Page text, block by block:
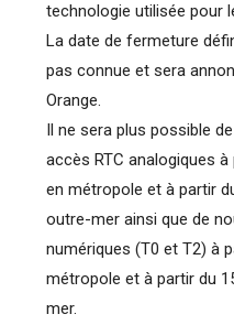
technologie utilisée pour
La date de fermeture
pas connue et sera
Orange.
Il ne sera plus possible
accès RTC analogiques
en métropole et à partir
outre-mer ainsi que de
numériques (T0 et T2) à
métropole et à partir du
mer.